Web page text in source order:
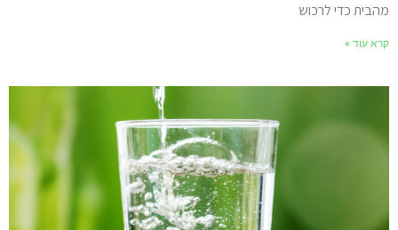
כדי לרכוש
עוד »